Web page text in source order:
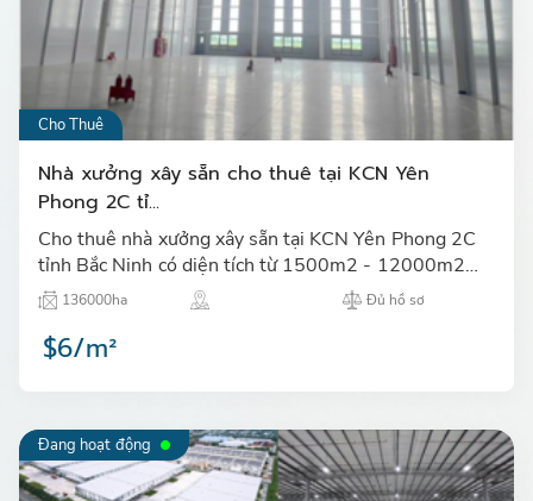
Cho Thuê
Nhà xưởng xây sẵn cho thuê tại KCN Yên
Phong 2C tỉ...
Cho thuê nhà xưởng xây sẵn tại KCN Yên Phong 2C
tỉnh Bắc Ninh có diện tích từ 1500m2 - 12000m2…
136000ha Đủ hồ sơ
$6/m²
Đang hoạt động